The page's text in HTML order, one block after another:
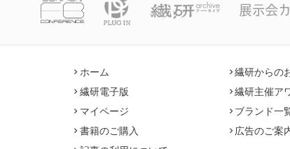
ホーム
繊研電子版
マイページ
書籍のご購入
繊研からの
繊研主催ア
ブランド一
広告のご案